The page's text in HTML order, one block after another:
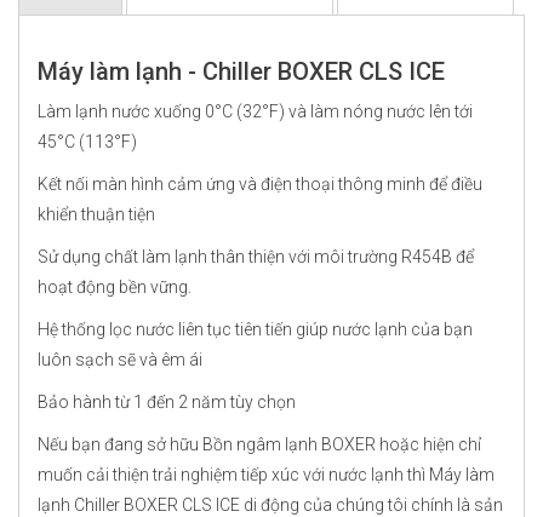
Máy làm lạnh - Chiller BOXER CLS ICE
Làm lạnh nước xuống 0°C (32°F) và làm nóng nước lên tới
45°C (113°F)
Kết nối màn hình cảm ứng và điện thoại thông minh để điều
khiển thuận tiện
Sử dụng chất làm lạnh thân thiện với môi trường R454B để
hoạt động bền vững.
Hệ thống lọc nước liên tục tiên tiến giúp nước lạnh của bạn
luôn sạch sẽ và êm ái
Bảo hành từ 1 đến 2 năm tùy chọn
Nếu bạn đang sở hữu Bồn ngâm lạnh BOXER hoặc hiện chỉ
muốn cải thiện trải nghiệm tiếp xúc với nước lạnh thì Máy làm
lạnh Chiller BOXER CLS ICE di động của chúng tôi chính là sản